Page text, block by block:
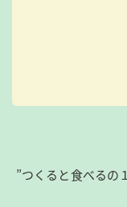
”つくると食べるの